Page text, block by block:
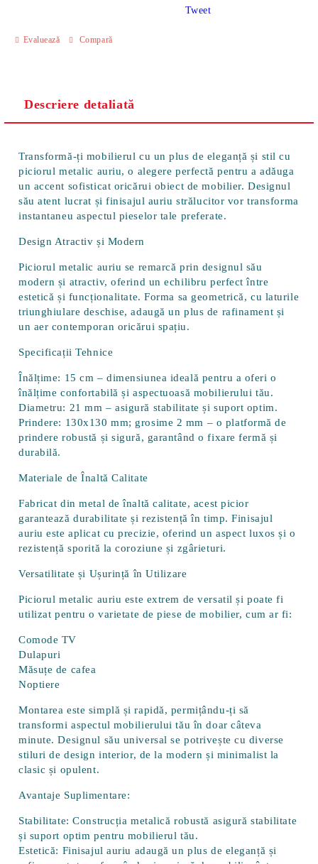
Evaluează Compară
Tweet
Descriere detaliată
Transformă-ți mobilierul cu un plus de eleganță și stil cu
piciorul metalic auriu, o alegere perfectă pentru a adăuga
un accent sofisticat oricărui obiect de mobilier. Designul
său atent lucrat și finisajul auriu strălucitor vor transforma
instantaneu aspectul pieselor tale preferate.
Design Atractiv și Modern
Piciorul metalic auriu se remarcă prin designul său
modern și atractiv, oferind un echilibru perfect între
estetică și funcționalitate. Forma sa geometrică, cu laturile
triunghiulare deschise, adaugă un plus de rafinament și
un aer contemporan oricărui spațiu.
Specificații Tehnice
Înălțime: 15 cm – dimensiunea ideală pentru a oferi o
înălțime confortabilă și aspectuoasă mobilierului tău.
Diametru: 21 mm – asigură stabilitate și suport optim.
Prindere: 130x130 mm; grosime 2 mm – o platformă de
prindere robustă și sigură, garantând o fixare fermă și
durabilă.
Materiale de Înaltă Calitate
Fabricat din metal de înaltă calitate, acest picior
garantează durabilitate și rezistență în timp. Finisajul
auriu este aplicat cu precizie, oferind un aspect luxos și o
rezistență sporită la coroziune și zgârieturi.
Versatilitate și Ușurință în Utilizare
Piciorul metalic auriu este extrem de versatil și poate fi
utilizat pentru o varietate de piese de mobilier, cum ar fi:
Comode TV
Dulapuri
Măsuțe de cafea
Noptiere
Montarea este simplă și rapidă, permițându-ți să
transformi aspectul mobilierului tău în doar câteva
minute. Designul său universal se potrivește cu diverse
stiluri de design interior, de la modern și minimalist la
clasic și opulent.
Avantaje Suplimentare:
Stabilitate: Construcția metalică robustă asigură stabilitate
și suport optim pentru mobilierul tău.
Estetică: Finisajul auriu adaugă un plus de eleganță și